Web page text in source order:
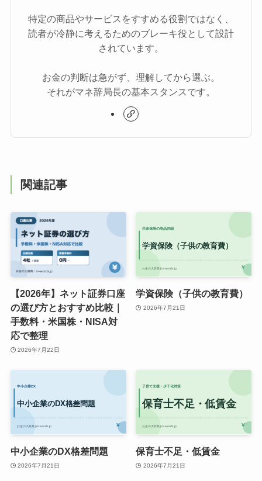
特定の商品やサービスをすすめる役割ではなく、
読者が冷静に考えるためのブレーキ役として設計
されています。
お金の判断は急がず、理解してから選ぶ。
それがマネ辞局長の基本スタンスです。
関連記事
【2026年】ネット証券口座
の選び方とおすすめ比較｜
手数料・米国株・NISA対
応で整理
2026年7月22日
学資保険（子供の教育費）
2026年7月21日
中小企業のDX格差問題
2026年7月21日
保育士不足・低賃金
2026年7月21日